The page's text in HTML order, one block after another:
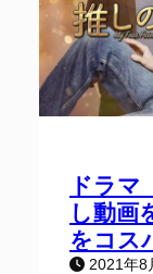
ドラマ
し動画
をコス
2021年8